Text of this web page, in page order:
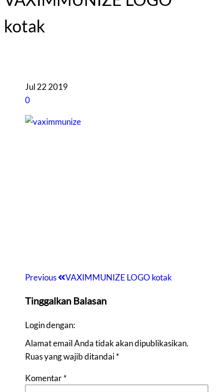
kotak
Jul 22 2019
0
Navigasi
pos
Previous
Previous VAXIMMUNIZE LOGO kotak
Tinggalkan Balasan
Login dengan:
Alamat email Anda tidak akan dipublikasikan.
Ruas yang wajib ditandai*
Komentar*